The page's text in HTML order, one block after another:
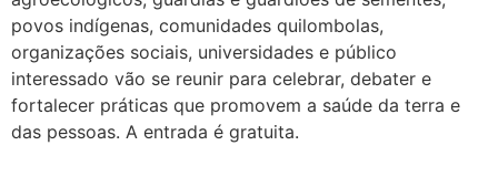
povos indígenas, comunidades quilombolas,
organizações sociais, universidades e público
interessado vão se reunir para celebrar, debater e
fortalecer práticas que promovem a saúde da terra e
das pessoas. A entrada é gratuita.